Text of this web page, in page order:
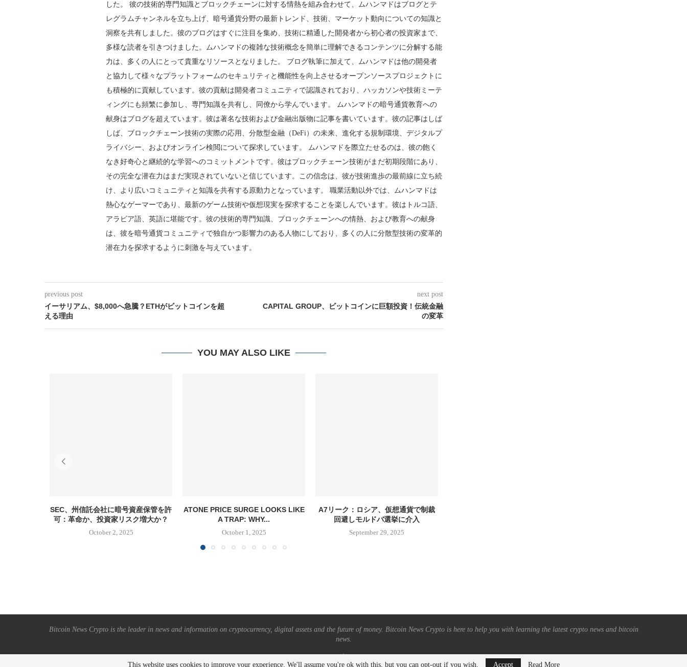
した。 彼の技術的専門知識とブロックチェーンに対する情熱を組み合わせて、ムハンマドはブログとテ
レグラムチャンネルを立ち上げ、暗号通貨分野の最新トレンド、技術、マーケット動向についての知識と
洞察を共有しました。彼のブログはすぐに注目を集め、技術に精通した開発者から初心者の投資家まで、
多様な読者を引きつけました。ムハンマドの複雑な技術概念を簡単に理解できるコンテンツに分解する能
力は、多くの人にとって貴重なリソースとなりました。 ブログ執筆に加えて、ムハンマドは他の開発者
と協力して様々なプラットフォームのセキュリティと機能性を向上させるオープンソースプロジェクトに
も積極的に貢献しています。彼の貢献は開発者コミュニティで認識されており、ハッカソンや技術ミーテ
ィングにも頻繁に参加し、専門知識を共有し、同僚から学んでいます。 ムハンマドの暗号通貨教育への
献身はブログを超えています。彼は著名な技術および金融出版物に記事を書いています。彼の記事はしば
しば、ブロックチェーン技術の実際の応用、分散型金融（DeFi）の未来、進化する規制環境、デジタルプ
ライバシー、およびオンライン検閲について探求しています。 ムハンマドを際立たせるのは、彼の飽く
なき好奇心と継続的な学習へのコミットメントです。彼はブロックチェーン技術がまだ初期段階にあり、
その完全な潜在力はまだ実現されていないと信じています。この信念は、彼が技術進歩の最前線に立ち続
け、より広いコミュニティと知識を共有する原動力となっています。 職業活動以外では、ムハンマドは
熱心なゲーマーであり、最新のゲーム技術や仮想現実を探求することを楽しんでいます。彼はトルコ語、
アラビア語、英語に堪能です。彼の技術的専門知識、ブロックチェーンへの情熱、および教育への献身
は、彼を暗号通貨コミュニティで独自かつ影響力のある人物にしており、多くの人に分散型技術の変革的
潜在力を探求するように刺激を与えています。
previous post
イーサリアム、$8,000へ急騰？ETHがビットコインを超
える理由
next post
CAPITAL GROUP、ビットコインに巨額投資！伝統金融
の変革
YOU MAY ALSO LIKE
SEC、州信託会社に暗号資産保管を許
可：革命か、投資家リスク増大か？
October 2, 2025
ATONE PRICE SURGE LOOKS LIKE
A TRAP: WHY...
October 1, 2025
A7リーク：ロシア、仮想通貨で制裁
回避しモルドバ選挙に介入
September 29, 2025
Bitcoin News Crypto is the leader in news and information on cryptocurrency, digital assets and the future of money. Bitcoin News Crypto is here to help you with learning the latest crypto news and bitcoin
news.
BACK TO TOP
This website uses cookies to improve your experience. We'll assume you're ok with this, but you can opt-out if you wish. Accept Read More